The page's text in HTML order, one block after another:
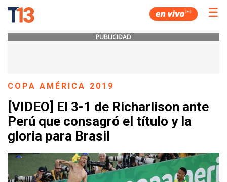
☰
PUBLICIDAD
COPA AMÉRICA 2019
[VIDEO] El 3-1 de Richarlison ante
Perú que consagró el título y la
gloria para Brasil